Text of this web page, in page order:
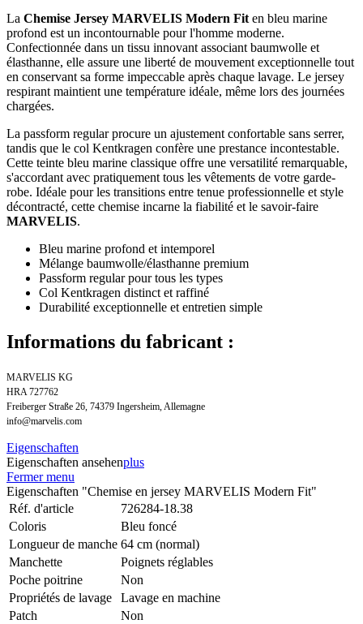
La Chemise Jersey MARVELIS Modern Fit en bleu marine
profond est un incontournable pour l'homme moderne.
Confectionnée dans un tissu innovant associant baumwolle et
élasthanne, elle assure une liberté de mouvement exceptionnelle tout
en conservant sa forme impeccable après chaque lavage. Le jersey
respirant maintient une température idéale, même lors des journées
chargées.
La passform regular procure un ajustement confortable sans serrer,
tandis que le col Kentkragen confère une prestance incontestable.
Cette teinte bleu marine classique offre une versatilité remarquable,
s'accordant avec pratiquement tous les vêtements de votre garde-
robe. Idéale pour les transitions entre tenue professionnelle et style
décontracté, cette chemise incarne la fiabilité et le savoir-faire
MARVELIS.
Bleu marine profond et intemporel
Mélange baumwolle/élasthanne premium
Passform regular pour tous les types
Col Kentkragen distinct et raffiné
Durabilité exceptionnelle et entretien simple
Informations du fabricant :
MARVELIS KG
HRA 727762
Freiberger Straße 26, 74379 Ingersheim, Allemagne
info@marvelis.com
Eigenschaften
Eigenschaften ansehenplus
Fermer menu
Eigenschaften "Chemise en jersey MARVELIS Modern Fit"
Réf. d'article
726284-18.38
Coloris
Bleu foncé
Longueur de manche 64 cm (normal)
Manchette
Poignets réglables
Poche poitrine
Non
Propriétés de lavage
Lavage en machine
Patch
Non